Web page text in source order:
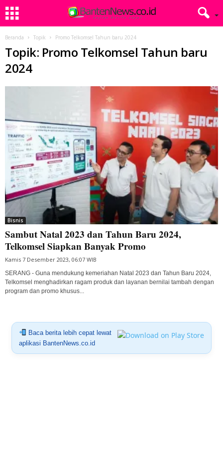
Beranda Topik Promo Telkomsel Tahun baru 2024
Topik: Promo Telkomsel Tahun baru
2024
Bisnis
Sambut Natal 2023 dan Tahun Baru 2024,
Telkomsel Siapkan Banyak Promo
Kamis 7 Desember 2023, 06:07 WIB
SERANG - Guna mendukung kemeriahan Natal 2023 dan Tahun Baru 2024,
Telkomsel menghadirkan ragam produk dan layanan bernilai tambah dengan
program dan promo khusus...
Baca berita lebih cepat lewat
aplikasi BantenNews.co.id